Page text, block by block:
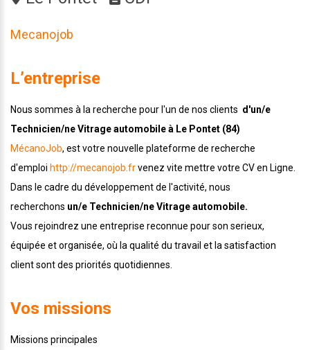
Mecanojob
L’entreprise
Nous sommes à la recherche pour l'un de nos clients d'un/e
Technicien/ne Vitrage automobile à Le Pontet (84)
MécanoJob, est votre nouvelle plateforme de recherche
d'emploi http://mecanojob.frvenez vite mettre votre CV en Ligne.
Dans le cadre du développement de l'activité, nous
recherchons un/e Technicien/ne Vitrage automobile.
Vous rejoindrez une entreprise reconnue pour son serieux,
équipée et organisée, où la qualité du travail et la satisfaction
client sont des priorités quotidiennes.
Vos missions
Missions principales